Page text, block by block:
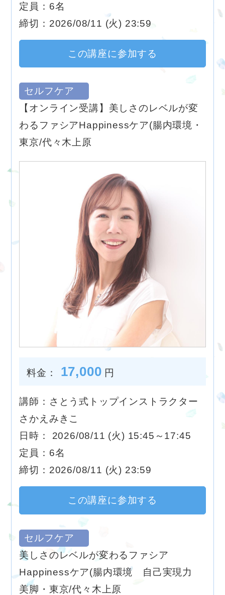
定員：6名
締切：2026/08/11 (火) 23:59
この講座に参加する
セルフケア
【オンライン受講】美しさのレベルが変
わるファシアHappinessケア(腸内環境・
東京/代々木上原
料金： 17,000 円
講師：さとう式トップインストラクター
さかえみきこ
日時： 2026/08/11 (火) 15:45～17:45
定員：6名
締切：2026/08/11 (火) 23:59
この講座に参加する
セルフケア
美しさのレベルが変わるファシア
Happinessケア(腸内環境 自己実現力
美脚・東京/代々木上原